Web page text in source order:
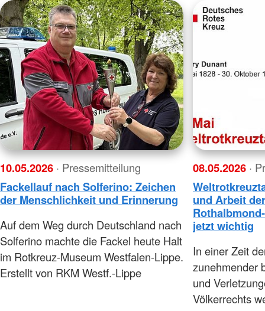
10.05.2026 · Pressemitteilung
Fackellauf nach Solferino: Zeichen
der Menschlichkeit und Erinnerung
Auf dem Weg durch Deutschland nach
Solferino machte die Fackel heute Halt
im Rotkreuz-Museum Westfalen-Lippe.
Erstellt von RKM Westf.-Lippe
08.05.2026 ·
und Arbeit
jetzt wichtig
In einer Zeit
zunehmender
und
Völkerrechts